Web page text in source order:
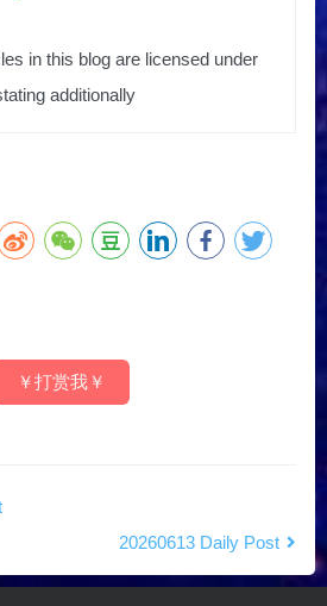
in this blog are licensed under
additionally
￥打赏我￥
20260613 Daily Post